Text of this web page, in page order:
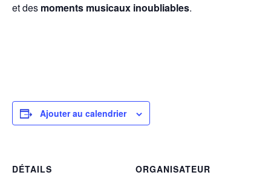
et des moments musicaux inoubliables.
Ajouter au calendrier
DÉTAILS
ORGANISATEUR